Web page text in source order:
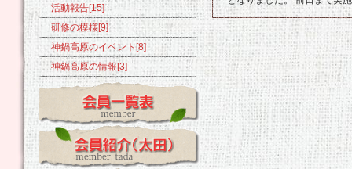
活動報告[15]
研修の模様[9]
神鍋高原のイベント[8]
神鍋高原の情報[3]